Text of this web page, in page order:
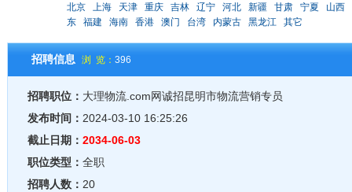
北京 上海 天津 重庆 吉林 辽宁 河北 新疆 甘肃 宁夏
山西
东
福建 海南 香港 澳门 台湾 内蒙古 黑龙江 其它
招聘信息 浏 览： 396
招聘职位： 大理物流.com网诚招昆明市物流营销专员
发布时间： 2024-03-10 16:25:26
截止日期： 2034-06-03
职位类型： 全职
招聘人数： 20